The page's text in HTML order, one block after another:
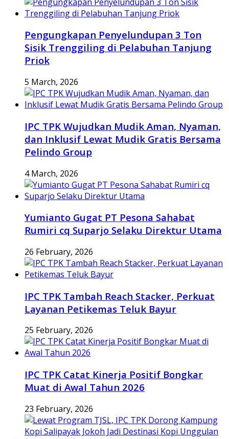
Pengungkapan Penyelundupan 3 Ton
Sisik Trenggiling di Pelabuhan Tanjung
Priok
5 March, 2026
IPC TPK Wujudkan Mudik Aman, Nyaman,
dan Inklusif Lewat Mudik Gratis Bersama
Pelindo Group
4 March, 2026
Yumianto Gugat PT Pesona Sahabat
Rumiri cq Suparjo Selaku Direktur Utama
26 February, 2026
IPC TPK Tambah Reach Stacker, Perkuat
Layanan Petikemas Teluk Bayur
25 February, 2026
IPC TPK Catat Kinerja Positif Bongkar
Muat di Awal Tahun 2026
23 February, 2026